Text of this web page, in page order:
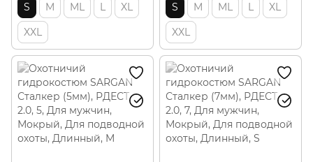
S M ML L
XL
XXL
S M ML L
XL
XXL